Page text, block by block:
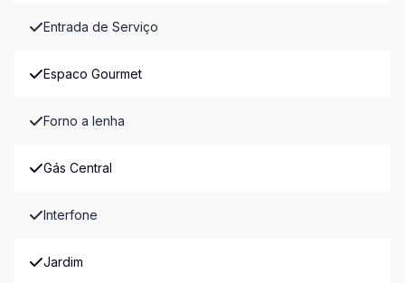
Entrada de Serviço
Espaco Gourmet
Forno a lenha
Gás Central
Interfone
Jardim